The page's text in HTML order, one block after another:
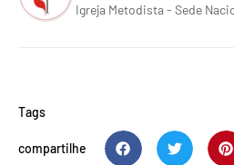
Igreja Metodista - Sede
Tags
compartilhe